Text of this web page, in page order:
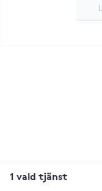
1 vald tjänst